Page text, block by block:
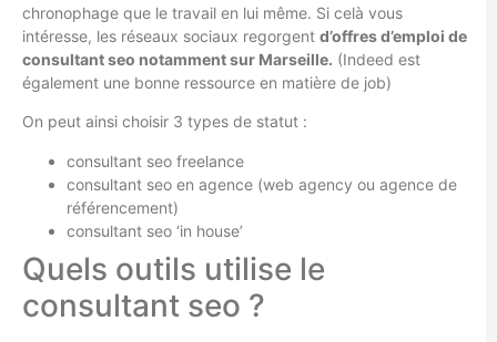
chronophage que le travail en lui même. Si celà vous
intéresse, les réseaux sociaux regorgent d’offres d’emploi de
consultant seo notamment sur Marseille. (Indeed est
également une bonne ressource en matière de job)
On peut ainsi choisir 3 types de statut :
consultant seo freelance
consultant seo en agence (web agency ou agence de
référencement)
consultant seo ‘in house’
Quels outils utilise le
consultant seo ?